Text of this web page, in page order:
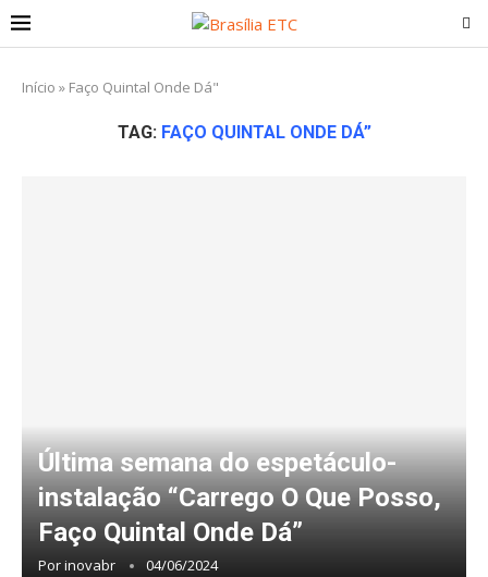
Início » Faço Quintal Onde Dá"
TAG: FAÇO QUINTAL ONDE DÁ”
Última semana do espetáculo-
instalação “Carrego O Que Posso,
Faço Quintal Onde Dá”
Porinovabr 04/06/2024